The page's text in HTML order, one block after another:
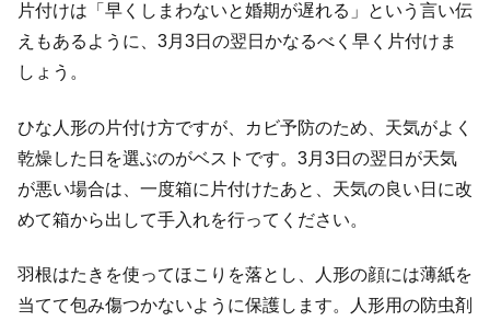
片付けは「早くしまわないと婚期が遅れる」という言い伝
えもあるように、3月3日の翌日かなるべく早く片付けま
しょう。
ひな人形の片付け方ですが、カビ予防のため、天気がよく
乾燥した日を選ぶのがベストです。3月3日の翌日が天気
が悪い場合は、一度箱に片付けたあと、天気の良い日に改
めて箱から出して手入れを行ってください。
羽根はたきを使ってほこりを落とし、人形の顔には薄紙を
当てて包み傷つかないように保護します。人形用の防虫剤